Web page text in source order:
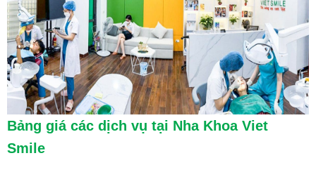
Bảng giá các dịch vụ tại Nha Khoa Viet
Smile